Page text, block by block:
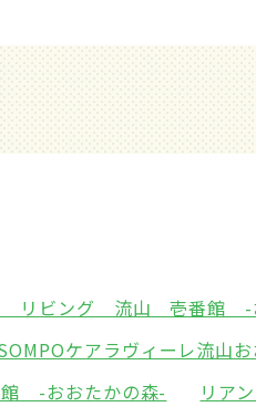
リビング 流山 壱番館 -
ケアラヴィーレ流山
-おおたかの森-
リア